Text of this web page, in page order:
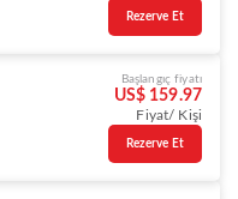
Rezerve Et
Başlangıç fiyatı
US$ 159.97
Fiyat/ Kişi
Rezerve Et